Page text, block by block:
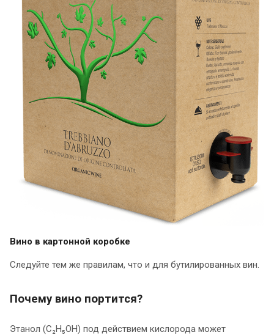
Вино в картонной коробке
Следуйте тем же правилам, что и для бутилированных вин.
Почему вино портится?
Этанол (C₂H₅OH) под действием кислорода может